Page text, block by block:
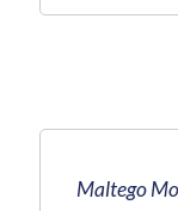
Maltego